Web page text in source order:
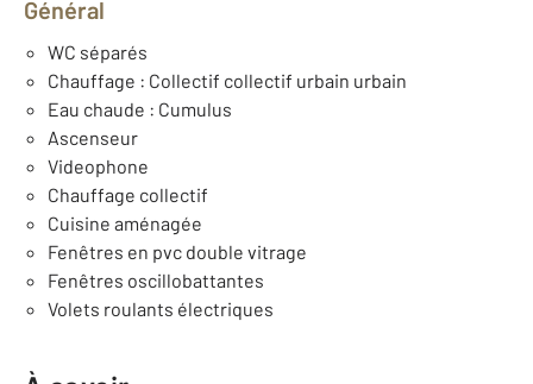
Général
WC séparés
Chauffage : Collectif collectif urbain urbain
Eau chaude : Cumulus
Ascenseur
Videophone
Chauffage collectif
Cuisine aménagée
Fenêtres en pvc double vitrage
Fenêtres oscillobattantes
Volets roulants électriques